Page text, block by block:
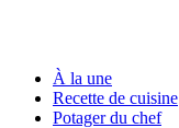
À la une
Recette de cuisine
Potager du chef